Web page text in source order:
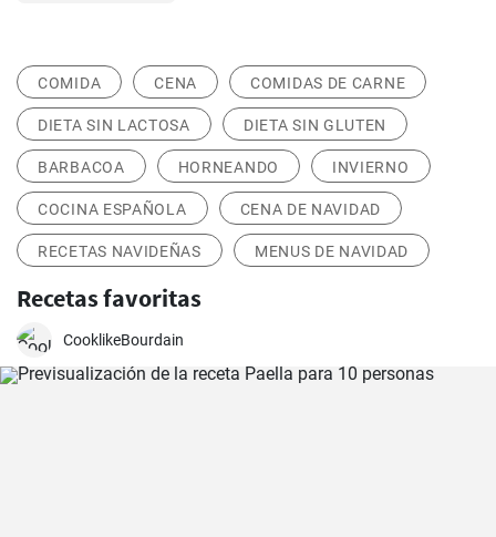
COMIDA CENA COMIDAS DE CARNE
DIETA SIN LACTOSA DIETA SIN GLUTEN
BARBACOA HORNEANDO INVIERNO
COCINA ESPAÑOLA CENA DE NAVIDAD
RECETAS NAVIDEÑAS MENUS DE NAVIDAD
Recetas favoritas
CooklikeBourdain